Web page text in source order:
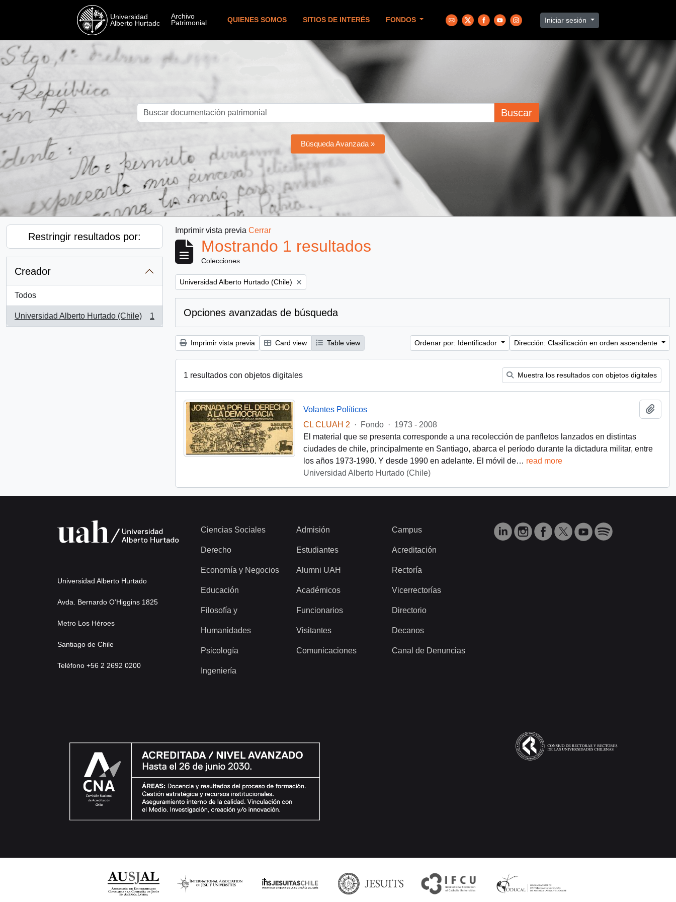
QUIENES SOMOS SITIOS DE INTERÉS FONDOS Iniciar sesión
Buscar
Búsqueda Avanzada »
Restringir resultados por:
Creador
Todos
Universidad Alberto Hurtado (Chile)
, 1 resultados
1
Imprimir vista previa Cerrar
Mostrando 1 resultados
Colecciones
Remove filter:
Universidad Alberto Hurtado (Chile)
Opciones avanzadas de búsqueda
Imprimir vista previa Card view Table view Ordenar por: Identificador Dirección: Clasificación en orden ascendente
1 resultados con objetos digitales Muestra los resultados con objetos digitales
Volantes Políticos
CL CLUAH 2
· Fondo · 1973 - 2008
El material que se presenta corresponde a una recolección de panfletos lanzados en distintas
ciudades de chile, principalmente en Santiago, abarca el período durante la dictadura militar, entre
los años 1973-1990. Y desde 1990 en adelante. El móvil de… read more
Universidad Alberto Hurtado (Chile)
Universidad Alberto Hurtado
Avda. Bernardo O’Higgins 1825
Metro Los Héroes
Santiago de Chile
Teléfono +56 2 2692 0200
Ciencias Sociales
Derecho
Economía y Negocios
Educación
Filosofía y
Humanidades
Psicología
Ingeniería
Admisión
Estudiantes
Alumni UAH
Académicos
Funcionarios
Visitantes
Comunicaciones
Campus
Acreditación
Rectoría
Vicerrectorías
Directorio
Decanos
Canal de Denuncias